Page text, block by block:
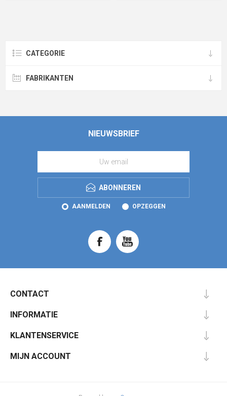
CATEGORIE
FABRIKANTEN
NIEUWSBRIEF
ABONNEREN
AANMELDEN OPZEGGEN
CONTACT
INFORMATIE
KLANTENSERVICE
MIJN ACCOUNT